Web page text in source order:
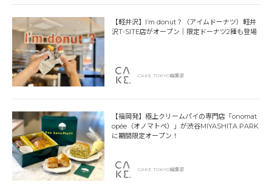
【軽井沢】I’m donut？（アイムドーナツ）軽井
沢T-SITE店がオープン｜限定ドーナツ2種も登場
CAKE.TOKYO編集部
【福岡発】極上クリームパイの専門店「onomat
opée（オノマトペ）」が渋谷MIYASHITA PARK
に期間限定オープン！
CAKE.TOKYO編集部